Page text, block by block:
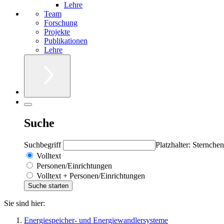
Lehre
Team
Forschung
Projekte
Publikationen
Lehre
Suche
Suchbegriff
Platzhalter:
Volltext
Personen/Einrichtungen
Volltext + Personen/Einrichtungen
Sie sind hier:
Energiespeicher- und Energiewandlersysteme